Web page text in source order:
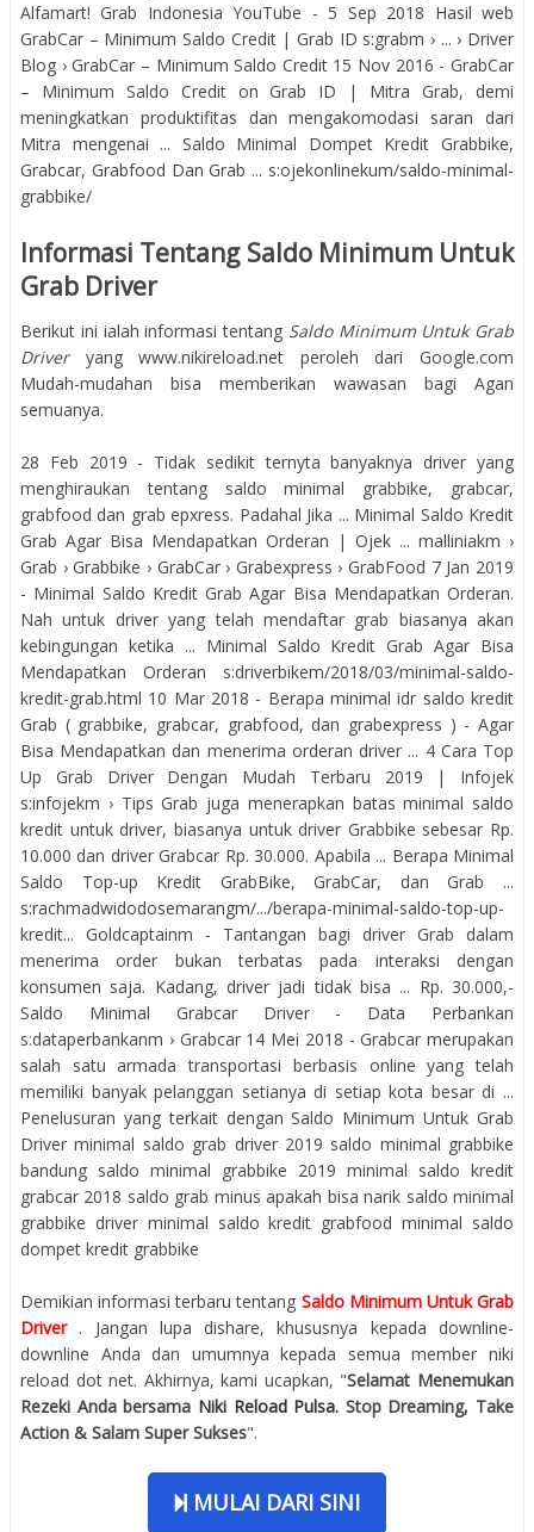
Alfamart! Grab Indonesia YouTube - 5 Sep 2018 Hasil web
GrabCar – Minimum Saldo Credit | Grab ID s:grabm › ... › Driver
Blog › GrabCar – Minimum Saldo Credit 15 Nov 2016 - GrabCar
– Minimum Saldo Credit on Grab ID | Mitra Grab, demi
meningkatkan produktifitas dan mengakomodasi saran dari
Mitra mengenai ... Saldo Minimal Dompet Kredit Grabbike,
Grabcar, Grabfood Dan Grab ... s:ojekonlinekum/saldo-minimal-
grabbike/
Informasi Tentang Saldo Minimum Untuk
Grab Driver
Berikut ini ialah informasi tentang Saldo Minimum Untuk Grab
Driver yang www.nikireload.net peroleh dari Google.com
Mudah-mudahan bisa memberikan wawasan bagi Agan
semuanya.
28 Feb 2019 - Tidak sedikit ternyta banyaknya driver yang
menghiraukan tentang saldo minimal grabbike, grabcar,
grabfood dan grab epxress. Padahal Jika ... Minimal Saldo Kredit
Grab Agar Bisa Mendapatkan Orderan | Ojek ... malliniakm ›
Grab › Grabbike › GrabCar › Grabexpress › GrabFood 7 Jan 2019
- Minimal Saldo Kredit Grab Agar Bisa Mendapatkan Orderan.
Nah untuk driver yang telah mendaftar grab biasanya akan
kebingungan ketika ... Minimal Saldo Kredit Grab Agar Bisa
Mendapatkan Orderan s:driverbikem/2018/03/minimal-saldo-
kredit-grab.html 10 Mar 2018 - Berapa minimal idr saldo kredit
Grab ( grabbike, grabcar, grabfood, dan grabexpress ) - Agar
Bisa Mendapatkan dan menerima orderan driver ... 4 Cara Top
Up Grab Driver Dengan Mudah Terbaru 2019 | Infojek
s:infojekm › Tips Grab juga menerapkan batas minimal saldo
kredit untuk driver, biasanya untuk driver Grabbike sebesar Rp.
10.000 dan driver Grabcar Rp. 30.000. Apabila ... Berapa Minimal
Saldo Top-up Kredit GrabBike, GrabCar, dan Grab ...
s:rachmadwidodosemarangm/.../berapa-minimal-saldo-top-up-
kredit... Goldcaptainm - Tantangan bagi driver Grab dalam
menerima order bukan terbatas pada interaksi dengan
konsumen saja. Kadang, driver jadi tidak bisa ... Rp. 30.000,-
Saldo Minimal Grabcar Driver - Data Perbankan
s:dataperbankanm › Grabcar 14 Mei 2018 - Grabcar merupakan
salah satu armada transportasi berbasis online yang telah
memiliki banyak pelanggan setianya di setiap kota besar di ...
Penelusuran yang terkait dengan Saldo Minimum Untuk Grab
Driver minimal saldo grab driver 2019 saldo minimal grabbike
bandung saldo minimal grabbike 2019 minimal saldo kredit
grabcar 2018 saldo grab minus apakah bisa narik saldo minimal
grabbike driver minimal saldo kredit grabfood minimal saldo
dompet kredit grabbike
Demikian informasi terbaru tentang Saldo Minimum Untuk Grab
Driver . Jangan lupa dishare, khususnya kepada downline-
downline Anda dan umumnya kepada semua member niki
reload dot net. Akhirnya, kami ucapkan, "Selamat Menemukan
Rezeki Anda bersama Niki Reload Pulsa. Stop Dreaming, Take
Action & Salam Super Sukses".
MULAI DARI SINI